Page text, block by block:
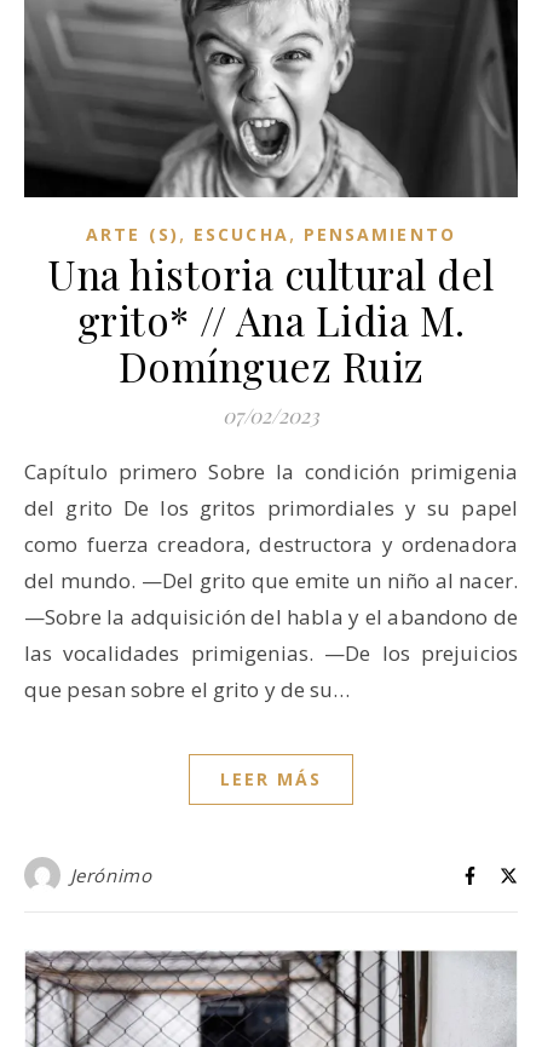
ARTE (S) , ESCUCHA, PENSAMIENTO
Una historia cultural del
grito* // Ana Lidia M.
Domínguez Ruiz
07/02/2023
Capítulo primero Sobre la condición primigenia
del grito De los gritos primordiales y su papel
como fuerza creadora, destructora y ordenadora
del mundo. —Del grito que emite un niño al nacer.
—Sobre la adquisición del habla y el abandono de
las vocalidades primigenias. —De los prejuicios
que pesan sobre el grito y de su…
LEER MÁS
Jerónimo